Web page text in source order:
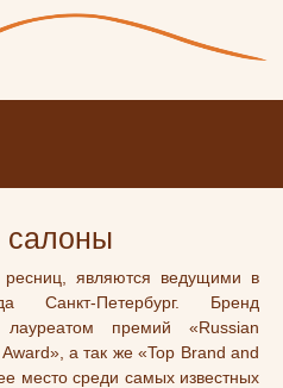
являются ведущими в
Санкт-Петербург. Бренд
лауреатом премий «Russian
а так же «Top Brand and
место среди самых известных